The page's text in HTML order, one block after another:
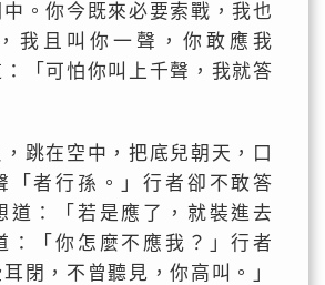
。你今既來必要索戰，我也
我且叫你一聲，你敢應我
「可怕你叫上千聲，我就答
跳在空中，把底兒朝天，口
「者行孫。」行者卻不敢答
道：「若是應了，就裝進去
：「你怎麼不應我？」行者
閉，不曾聽見，你高叫。」